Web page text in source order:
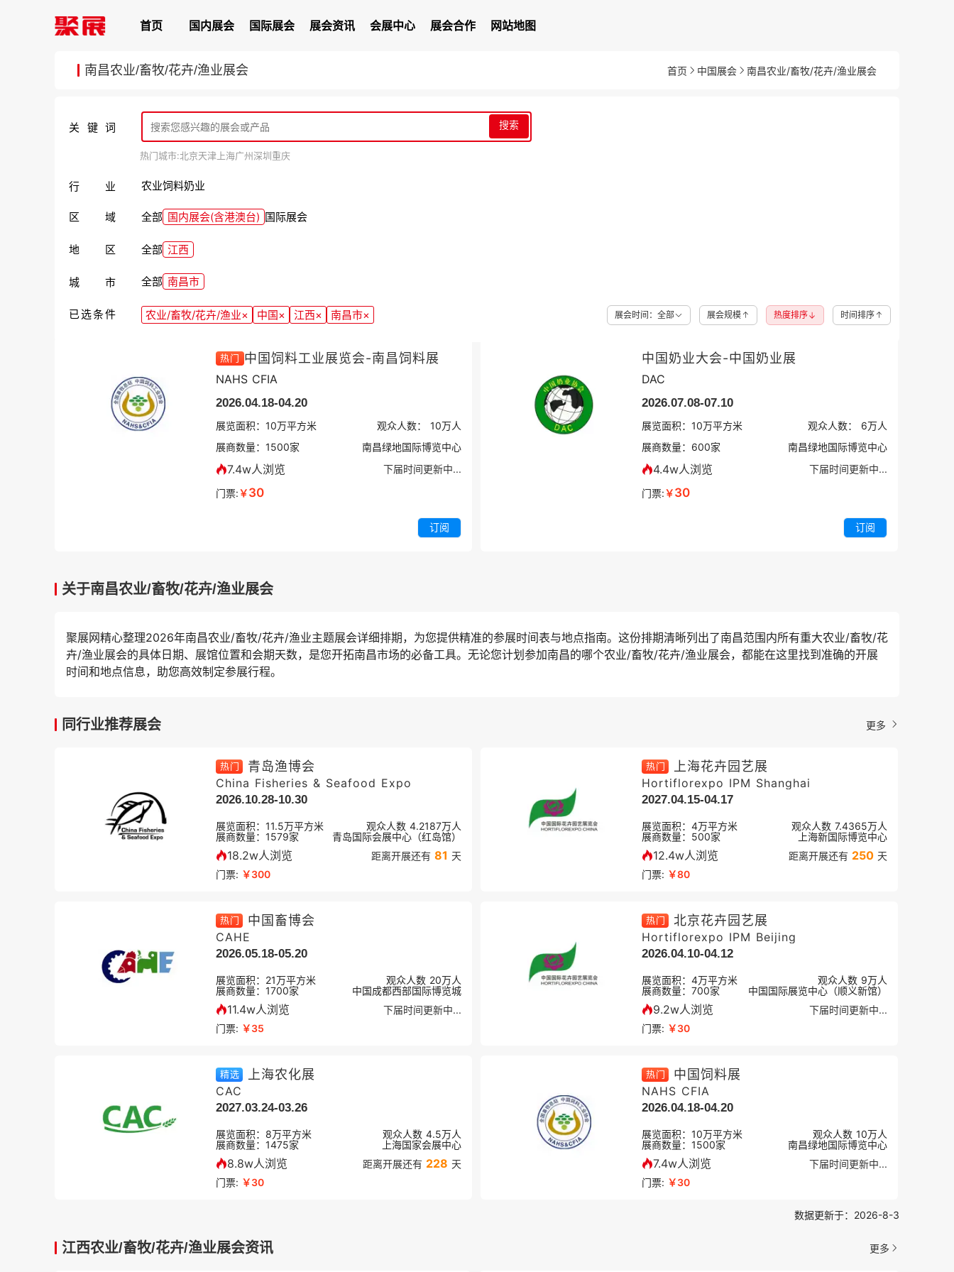
首页 国内展会 国际展会 展会资讯 会展中心 展会合作 网站地图
南昌农业/畜牧/花卉/渔业展会 首页 中国展会 南昌农业/畜牧/花卉/渔业展会
热门 中国饲料工业展览会-南昌饲料展
NAHS CFIA
2026.04.18-04.20
展览面积： 10万平方米 观众人数： 10万人
展商数量： 1500家 南昌绿地国际博览中心
7.4w人浏览
下届时间更新中...
门票:￥30
订阅
中国奶业大会-中国奶业展
DAC
2026.07.08-07.10
展览面积： 10万平方米 观众人数： 6万人
展商数量： 600家 南昌绿地国际博览中心
4.4w人浏览
下届时间更新中...
门票:￥30
订阅
关于南昌农业/畜牧/花卉/渔业展会
聚展网精心整理2026年南昌农业/畜牧/花卉/渔业主题展会详细排期，为您提供精准的参展时间表与地点指南。这份排期清晰列出了南昌范围内所有重大农业/畜牧/花
卉/渔业展会的具体日期、展馆位置和会期天数，是您开拓南昌市场的必备工具。无论您计划参加南昌的哪个农业/畜牧/花卉/渔业展会，都能在这里找到准确的开展
时间和地点信息，助您高效制定参展行程。
关键词 搜索
热门城市:北京天津 上海广州深圳重庆
行业 农业饲料奶业
区域 全部 国内展会(含港澳台) 国际展会
地区 全部 江西
城市 全部 南昌市
已选条件 农业/畜牧/花卉/渔业× 中国× 江西× 南昌市× 展会时间：全部 展会规模 热度排序 时间排序
同行业推荐展会 更多
热门 青岛渔博会
China Fisheries & Seafood Expo
2026.10.28-10.30
展览面积： 11.5万平方米 观众人数 4.2187万人
展商数量： 1579家 青岛国际会展中心（红岛馆）
18.2w人浏览 距离开展还有 81 天
门票: ￥300
热门 上海花卉园艺展
Hortiflorexpo IPM Shanghai
2027.04.15-04.17
展览面积： 4万平方米 观众人数 7.4365万人
展商数量： 500家 上海新国际博览中心
12.4w人浏览 距离开展还有 250 天
门票: ￥80
热门 中国畜博会
CAHE
2026.05.18-05.20
展览面积： 21万平方米 观众人数 20万人
展商数量： 1700家 中国成都西部国际博览城
11.4w人浏览
下届时间更新中...
门票: ￥35
热门 北京花卉园艺展
Hortiflorexpo IPM Beijing
2026.04.10-04.12
展览面积： 4万平方米 观众人数 9万人
展商数量： 700家 中国国际展览中心（顺义新馆）
9.2w人浏览
下届时间更新中...
门票: ￥30
精选 上海农化展
CAC
2027.03.24-03.26
展览面积： 8万平方米 观众人数 4.5万人
展商数量： 1475家 上海国家会展中心
8.8w人浏览 距离开展还有 228 天
门票: ￥30
热门 中国饲料展
NAHS CFIA
2026.04.18-04.20
展览面积： 10万平方米 观众人数 10万人
展商数量： 1500家 南昌绿地国际博览中心
7.4w人浏览
下届时间更新中...
门票: ￥30
数据更新于：2026-8-3
江西农业/畜牧/花卉/渔业展会资讯 更多